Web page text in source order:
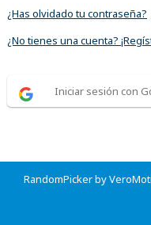
¿Has olvidado tu contraseña?
¿No tienes una cuenta?
Iniciar sesión con
RandomPicker by